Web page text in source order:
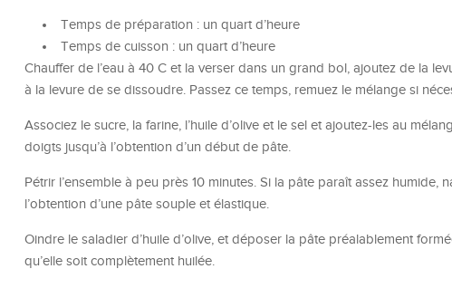
Temps de préparation : un quart d’heure
Temps de cuisson : un quart d’heure
Chauffer de l’eau à 40 C et la verser dans un grand bol, ajoutez de la
à la levure de se dissoudre. Passez ce temps, remuez le mélange si
Associez le sucre, la farine, l’huile d’olive et le sel et ajoutez-les au
doigts jusqu’à l’obtention d’un début de pâte.
Pétrir l’ensemble à peu près 10 minutes. Si la pâte paraît assez humide,
l’obtention d’une pâte souple et élastique.
Oindre le saladier d’huile d’olive, et déposer la pâte préalablement
qu’elle soit complètement huilée.